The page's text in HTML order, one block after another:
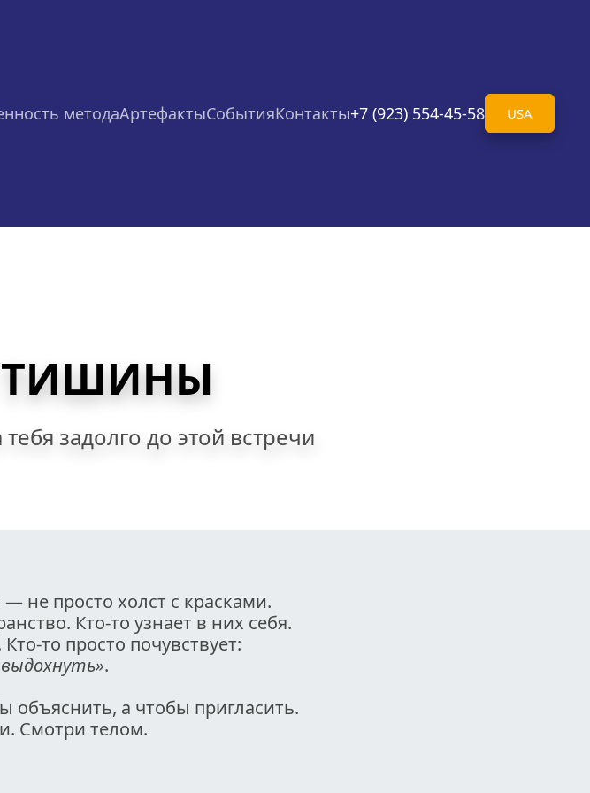
методаАртефактыСобытияКонтакты+7 (923) 554-45-58 USA
ТИШИНЫ
задолго до этой встречи
не просто холст с красками.
Кто-то узнает в них себя.
то просто почувствует:
.
а чтобы пригласить.
Смотри телом.